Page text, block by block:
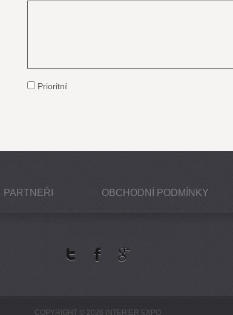
Prioritní
PARTNEŘI OBCHODNÍ PODMÍNKY
COPYRIGHT © 2026 INTERIER EXPO